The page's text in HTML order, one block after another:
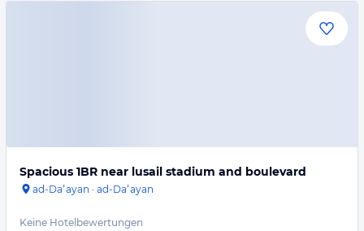
Spacious 1BR near lusail stadium and boulevard
ad-Daʿayan · ad-Daʿayan
Keine Hotelbewertungen